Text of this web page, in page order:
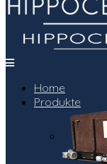
Home
Produkte